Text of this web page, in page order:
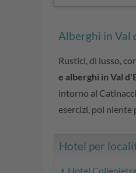
Alberghi in Val
Rustici, di lusso,
e alberghi in Val
intorno al
esercizi, poi niente
Hotel per
Hotel Collepietra